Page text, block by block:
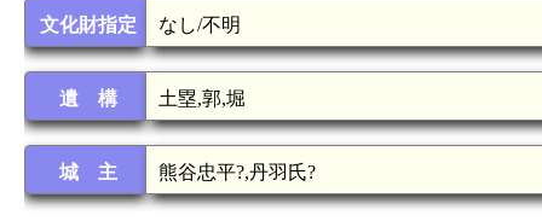
文化財指定 なし/不明
遺 構 土塁,郭,堀
城 主 熊谷忠平?,丹羽氏?